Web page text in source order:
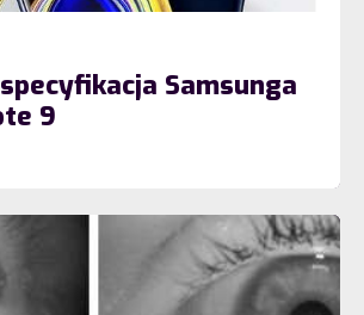
Samsunga
9